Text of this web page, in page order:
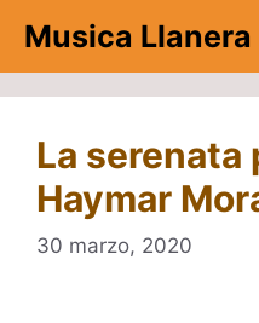
contenido
Musica Llanera
La serenata
Haymar
30 marzo, 2020